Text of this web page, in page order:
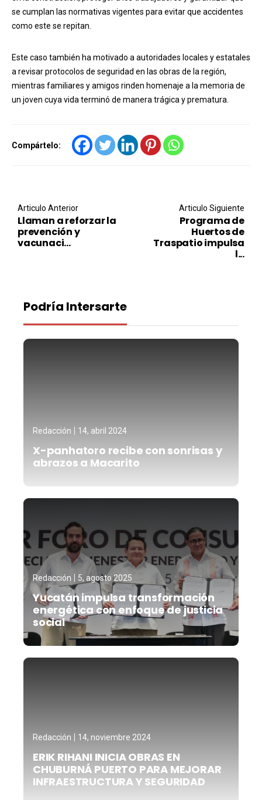
se cumplan las normativas vigentes para evitar que accidentes
como este se repitan.
Este caso también ha motivado a autoridades locales y estatales
a revisar protocolos de seguridad en las obras de la región,
mientras familiares y amigos rinden homenaje a la memoria de
un joven cuya vida terminó de manera trágica y prematura.
Compártelo:
Post navigation
Articulo Anterior
Llaman a reforzar la
prevención y
vacunaci...
Articulo Siguiente
Programa de
Huertos de
Traspatio impulsa
l...
Podría Intersarte
Redacción 14, abril 2024
X-panhatoro recibe con sonrisas y
abrazos a Macarito
Redacción 5, agosto 2025
Yucatán impulsa transformación
energética con enfoque de justicia
social
Redacción 14, noviembre 2024
ERIK RIHANI INICIA OBRAS EN
CHUBURNÁ PUERTO PARA MEJORAR
INFRAESTRUCTURA Y SEGURIDAD